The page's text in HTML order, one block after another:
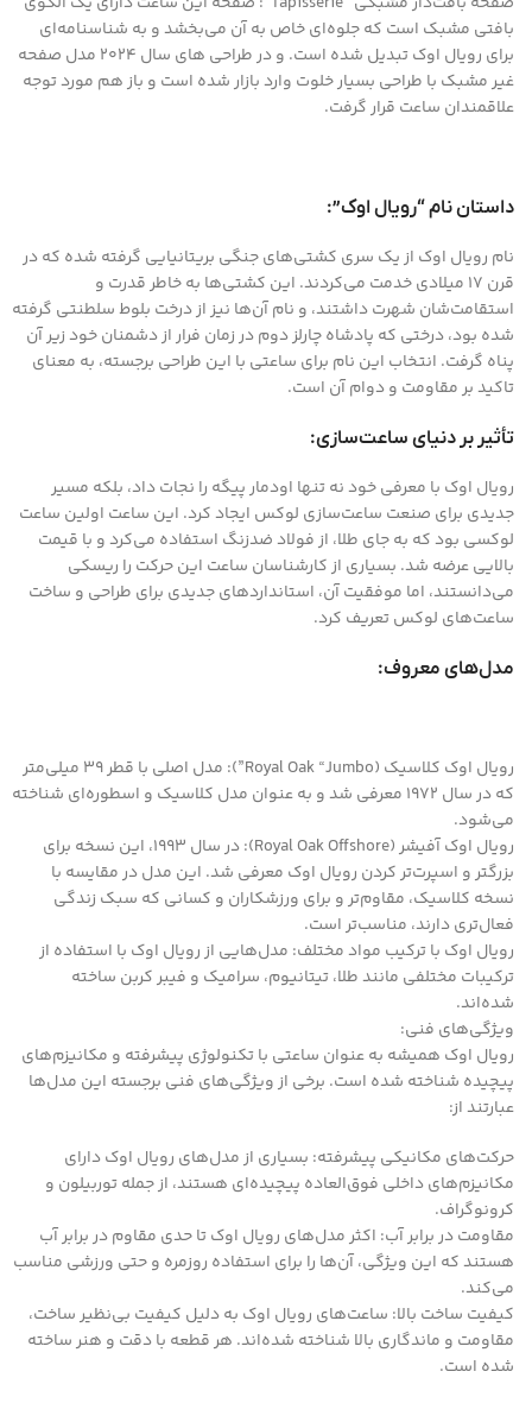
بافتی مشبک است که جلوه‌ای خاص به آن می‌بخشد و به شناسنامه‌ای
برای رویال اوک تبدیل شده است. و در طراحی های سال 2024 مدل صفحه
غیر مشبک با طراحی بسیار خلوت وارد بازار شده است و باز هم مورد توجه
علاقمندان ساعت قرار گرفت.
داستان نام “رویال اوک”:
نام رویال اوک از یک سری کشتی‌های جنگی بریتانیایی گرفته شده که در
قرن 17 میلادی خدمت می‌کردند. این کشتی‌ها به خاطر قدرت و
استقامت‌شان شهرت داشتند، و نام آن‌ها نیز از درخت بلوط سلطنتی گرفته
شده بود، درختی که پادشاه چارلز دوم در زمان فرار از دشمنان خود زیر آن
پناه گرفت. انتخاب این نام برای ساعتی با این طراحی برجسته، به معنای
تاکید بر مقاومت و دوام آن است.
تأثیر بر دنیای ساعت‌سازی:
رویال اوک با معرفی خود نه تنها اودمار پیگه را نجات داد، بلکه مسیر
جدیدی برای صنعت ساعت‌سازی لوکس ایجاد کرد. این ساعت اولین ساعت
لوکسی بود که به جای طلا، از فولاد ضدزنگ استفاده می‌کرد و با قیمت
بالایی عرضه شد. بسیاری از کارشناسان ساعت این حرکت را ریسکی
می‌دانستند، اما موفقیت آن، استانداردهای جدیدی برای طراحی و ساخت
ساعت‌های لوکس تعریف کرد.
مدل‌های معروف:
رویال اوک کلاسیک (Royal Oak “Jumbo”): مدل اصلی با قطر 39 میلی‌متر
که در سال 1972 معرفی شد و به عنوان مدل کلاسیک و اسطوره‌ای شناخته
می‌شود.
رویال اوک آفیشر (Royal Oak Offshore): در سال 1993، این نسخه برای
بزرگتر و اسپرت‌تر کردن رویال اوک معرفی شد. این مدل در مقایسه با
نسخه کلاسیک، مقاوم‌تر و برای ورزشکاران و کسانی که سبک زندگی
فعال‌تری دارند، مناسب‌تر است.
رویال اوک با ترکیب مواد مختلف: مدل‌هایی از رویال اوک با استفاده از
ترکیبات مختلفی مانند طلا، تیتانیوم، سرامیک و فیبر کربن ساخته
شده‌اند.
ویژگی‌های فنی:
رویال اوک همیشه به عنوان ساعتی با تکنولوژی پیشرفته و مکانیزم‌های
پیچیده شناخته شده است. برخی از ویژگی‌های فنی برجسته این مدل‌ها
عبارتند از:
حرکت‌های مکانیکی پیشرفته: بسیاری از مدل‌های رویال اوک دارای
مکانیزم‌های داخلی فوق‌العاده پیچیده‌ای هستند، از جمله توربیلون و
کرونوگراف.
مقاومت در برابر آب: اکثر مدل‌های رویال اوک تا حدی مقاوم در برابر آب
هستند که این ویژگی، آن‌ها را برای استفاده روزمره و حتی ورزشی مناسب
می‌کند.
کیفیت ساخت بالا: ساعت‌های رویال اوک به دلیل کیفیت بی‌نظیر ساخت،
مقاومت و ماندگاری بالا شناخته شده‌اند. هر قطعه با دقت و هنر ساخته
شده است.